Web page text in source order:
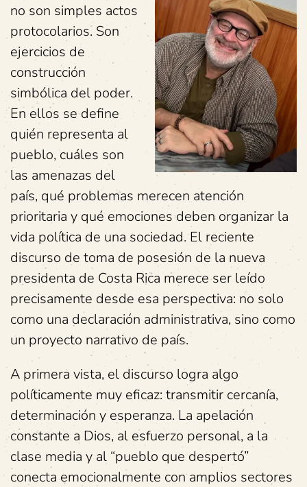
no son simples actos
protocolarios. Son
ejercicios de
construcción
simbólica del poder.
En ellos se define
quién representa al
pueblo, cuáles son
las amenazas del
país, qué problemas merecen atención
prioritaria y qué emociones deben organizar la
vida política de una sociedad. El reciente
discurso de toma de posesión de la nueva
presidenta de Costa Rica merece ser leído
precisamente desde esa perspectiva: no solo
como una declaración administrativa, sino como
un proyecto narrativo de país.
A primera vista, el discurso logra algo
políticamente muy eficaz: transmitir cercanía,
determinación y esperanza. La apelación
constante a Dios, al esfuerzo personal, a la
clase media y al “pueblo que despertó”
conecta emocionalmente con amplios sectores